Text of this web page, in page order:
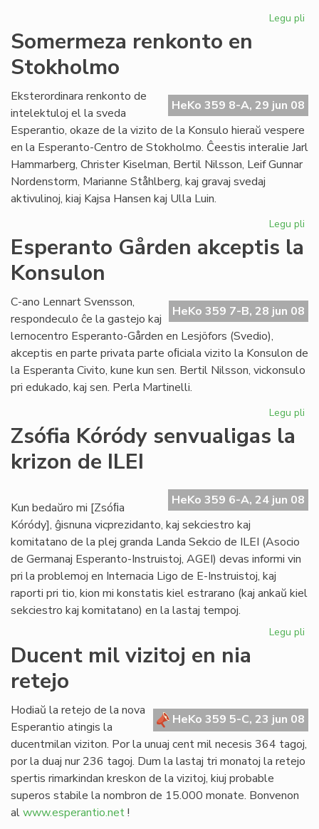
Legu pli
Somermeza renkonto en
Stokholmo
HeKo 359 8-A, 29 jun 08
Eksterordinara renkonto de
intelektuloj el la sveda
Esperantio, okaze de la vizito de la Konsulo hieraŭ vespere
en la Esperanto-Centro de Stokholmo. Ĉeestis interalie Jarl
Hammarberg, Christer Kiselman, Bertil Nilsson, Leif Gunnar
Nordenstorm, Marianne Ståhlberg, kaj gravaj svedaj
aktivulinoj, kiaj Kajsa Hansen kaj Ulla Luin.
Legu pli
Esperanto Gården akceptis la
Konsulon
HeKo 359 7-B, 28 jun 08
C-ano Lennart Svensson,
respondeculo ĉe la gastejo kaj
lernocentro Esperanto-Gården en Lesjöfors (Svedio),
akceptis en parte privata parte oﬁciala vizito la Konsulon de
la Esperanta Civito, kune kun sen. Bertil Nilsson, vickonsulo
pri edukado, kaj sen. Perla Martinelli.
Legu pli
Zsófia Kóródy senvualigas la
krizon de ILEI
HeKo 359 6-A, 24 jun 08
Kun bedaŭro mi [Zsóﬁa
Kóródy], ĝisnuna vicprezidanto, kaj sekciestro kaj
komitatano de la plej granda Landa Sekcio de ILEI (Asocio
de Germanaj Esperanto-Instruistoj, AGEI) devas informi vin
pri la problemoj en Internacia Ligo de E-Instruistoj, kaj
raporti pri tio, kion mi konstatis kiel estrarano (kaj ankaŭ kiel
sekciestro kaj komitatano) en la lastaj tempoj.
Legu pli
Ducent mil vizitoj en nia
retejo
HeKo 359 5-C, 23 jun 08
Hodiaŭ la retejo de la nova
Esperantio atingis la
ducentmilan viziton. Por la unuaj cent mil necesis 364 tagoj,
por la duaj nur 236 tagoj. Dum la lastaj tri monatoj la retejo
spertis rimarkindan kreskon de la vizitoj, kiuj probable
superos stabile la nombron de 15.000 monate. Bonvenon
alwww.esperantio.net!